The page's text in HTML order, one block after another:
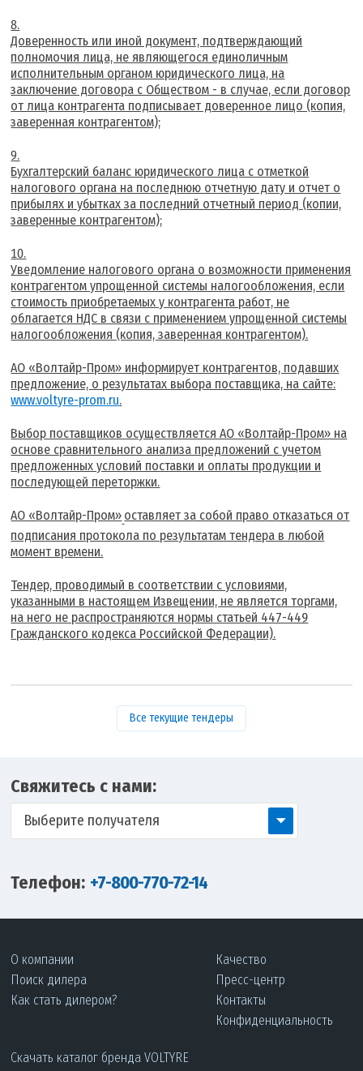
Доверенность или иной документ, подтверждающий
полномочия лица, не являющегося единоличным
исполнительным органом юридического лица, на
заключение договора с Обществом - в случае, если договор
от лица контрагента подписывает доверенное лицо (копия,
заверенная контрагентом);
Бухгалтерский баланс юридического лица с отметкой
налогового органа на последнюю отчетную дату и отчет о
прибылях и убытках за последний отчетный период (копии,
заверенные контрагентом);
Уведомление налогового органа о возможности применения
контрагентом упрощенной системы налогообложения, если
стоимость приобретаемых у контрагента работ, не
облагается НДС в связи с применением упрощенной системы
налогообложения (копия, заверенная контрагентом).
АО «Волтайр-Пром» информирует контрагентов, подавших
предложение, о результатах выбора поставщика, на сайте:
www.voltyre-prom.ru.
Выбор поставщиков осуществляется АО «Волтайр-Пром» на
основе сравнительного анализа предложений с учетом
предложенных условий поставки и оплаты продукции и
последующей переторжки.
АО «Волтайр-Пром» оставляет за собой право отказаться от
подписания протокола по результатам тендера в любой
момент времени.
Тендер, проводимый в соответствии с условиями,
указанными в настоящем Извещении, не является торгами,
на него не распространяются нормы статьей 447-449
Гражданского кодекса Российской Федерации).
Все текущие тендеры
Свяжитесь с нами:
Выберите получателя
Телефон: +7-800-770-72-14
О компании
Поиск дилера
Как стать дилером?
Качество
Пресс-центр
Контакты
Конфиденциальность
Скачать каталог бренда VOLTYRE